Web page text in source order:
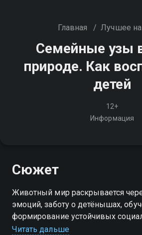
Главная / Лучшее
Семейные узы
природе. Как
детей
12+
Информация
Сюжет
Животный мир раскрывается
эмоций, заботу о детёнышах,
формирование устойчивых
которые нередко напоминают
Читать дальше